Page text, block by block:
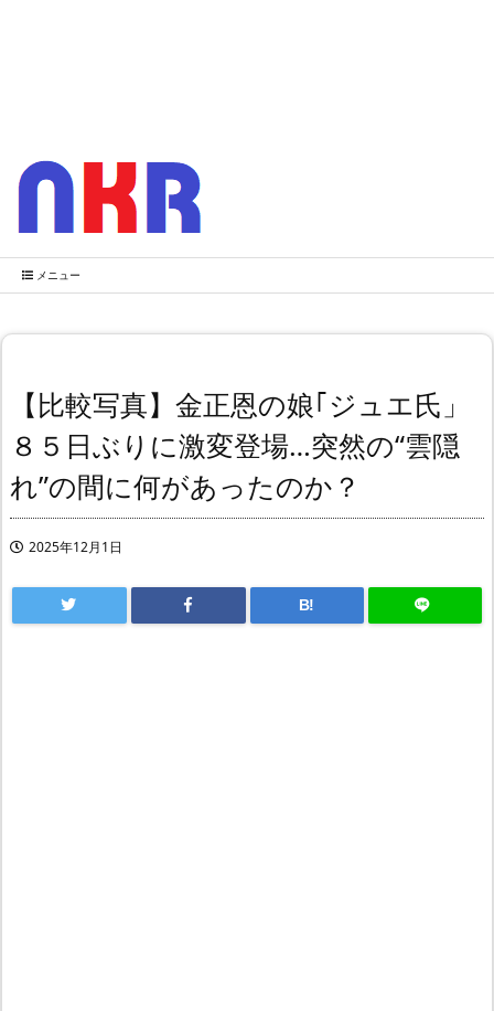
メニュー
【比較写真】金正恩の娘｢ジュエ氏」
８５日ぶりに激変登場…突然の“雲隠
れ”の間に何があったのか？
2025年12月1日
B!